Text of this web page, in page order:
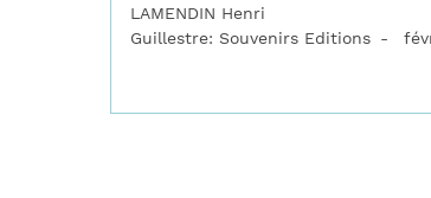
LAMENDIN Henri
Guillestre: Souvenirs Editions